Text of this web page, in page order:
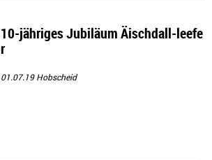
10-jähriges Jubiläum Äischdall-leefe
r
01.07.19Hobscheid